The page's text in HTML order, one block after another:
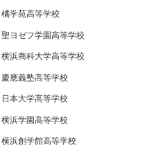
橘学苑高等学校
聖ヨゼフ学園高等学校
横浜商科大学高等学校
慶應義塾高等学校
日本大学高等学校
横浜学園高等学校
横浜創学館高等学校